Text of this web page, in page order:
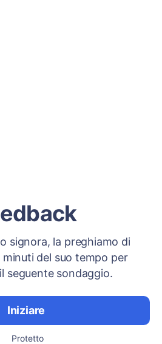
signora, la preghiamo di
minuti del suo tempo per
seguente sondaggio.
Iniziare
Protetto